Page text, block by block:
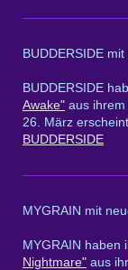
BUDDERSIDE
BUDDERSIDE
Awake" aus ihrem
26. März
BUDDERSIDE
MYGRAIN mit
MYGRAIN haben
Nightmare" aus